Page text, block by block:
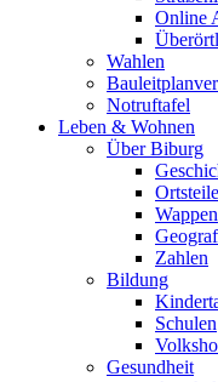
Online
Wahlen
Notruftafel
Leben & Wohnen
Über Biburg
Ortsteile
Wappen
Zahlen
Bildung
Schulen
Gesundheit